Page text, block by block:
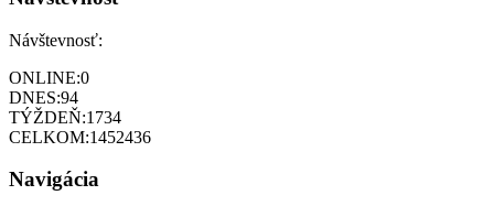
Návštevnosť:
ONLINE:0
DNES:94
TÝŽDEŇ:1734
CELKOM:1452436
Navigácia